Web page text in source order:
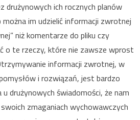
drużynowych ich rocznych planów
im udzielić informacji zwrotnej
niż komentarze do pliku czy
o te rzeczy, które nie zawsze wprost
informacji zwrotnej, w
i rozwiązań, jest bardzo
drużynowych świadomości, że nam
zmaganiach wychowawczych